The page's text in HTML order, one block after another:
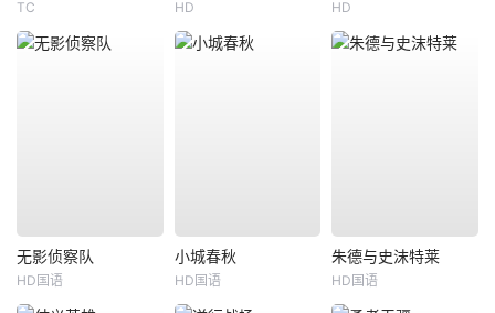
TC HD HD
无影侦察队
HD国语
小城春秋
HD国语
朱德与史沫特莱
HD国语